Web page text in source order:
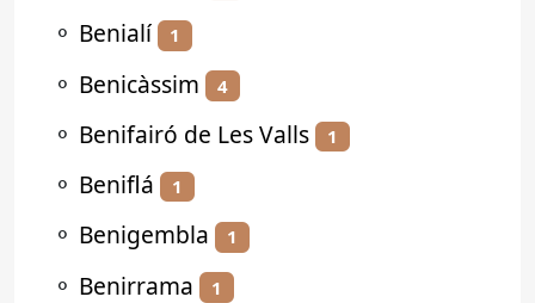
⚬ Benialí 1
⚬ Benicàssim 4
⚬ Benifairó de Les Valls 1
⚬ Beniflá 1
⚬ Benigembla 1
⚬ Benirrama 1